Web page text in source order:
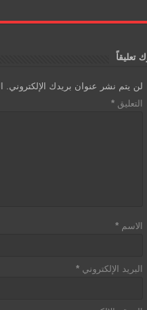
تعليقاً
لن يتم نشر عنوان بريدك الإلكتروني.
التعليق*
الاسم*
البريد الإلكتروني*